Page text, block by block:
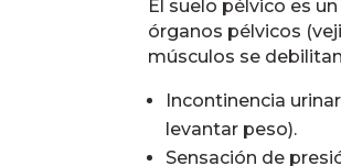
El suelo pélvico es
órganos pélvicos
músculos se
Incontinencia
levantar peso).
Sensación de